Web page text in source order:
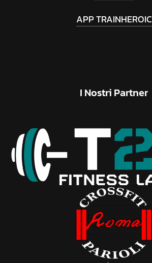
APP TRAINHEROIC
I Nostri Partner